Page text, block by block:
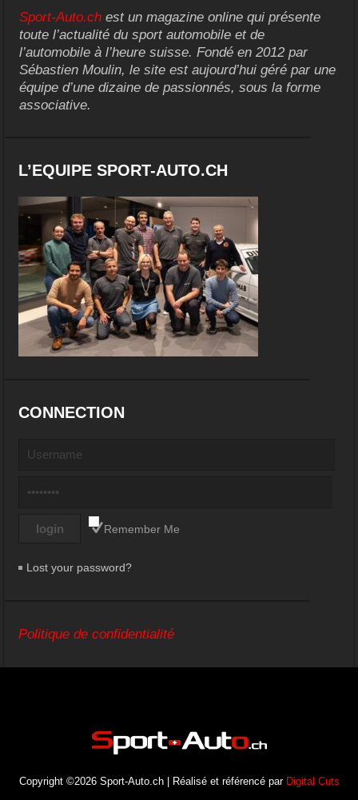
Sport-Auto.ch est un magazine online qui présente
toute l’actualité du sport automobile et de
l’automobile à l’heure suisse. Fondé en 2012 par
Sébastien Moulin, le site est aujourd’hui géré par une
équipe d’une dizaine de passionnés, sous la forme
associative.
L’EQUIPE SPORT-AUTO.CH
CONNECTION
Remember Me
Lost your password?
Politique de confidentialité
Copyright ©2026 Sport-Auto.ch | Réalisé et référencé par Digital Cuts